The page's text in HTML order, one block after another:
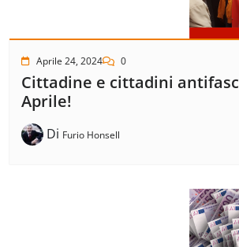
Aprile 24, 2024 0
Cittadine e cittadini
Aprile!
Di Furio Honsell